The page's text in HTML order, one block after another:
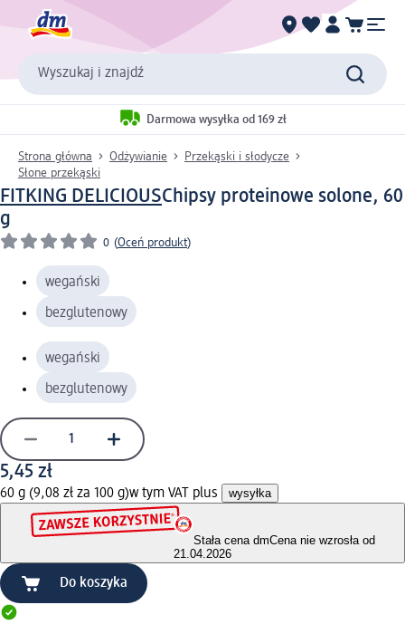
Wyszukaj i znajdź
Darmowa wysyłka od 169 zł
Strona główna Odżywianie
Przekąski i słodycze
Słone przekąski
FITKING DELICIOUSChipsy proteinowe solone, 60
g
0 (Oceń produkt)
wegański
bezglutenowy
wegański
bezglutenowy
5,45 zł
60 g (9,08 zł za 100 g)w tym VAT plus wysyłka
Stała cena dmCena nie wzrosła od
21.04.2026
Do koszyka